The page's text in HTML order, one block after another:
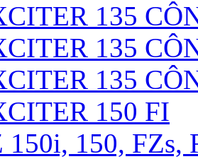
135
135
135
150 FI
150i, 150, FZs,